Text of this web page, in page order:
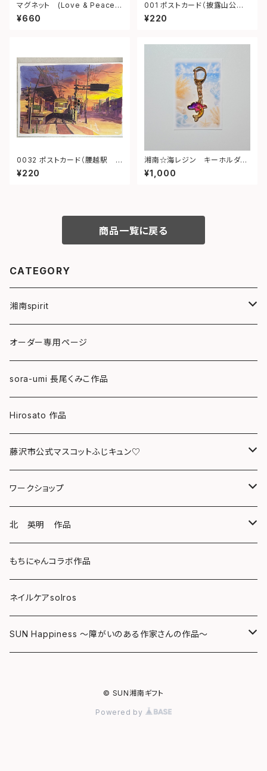
マグネット (Love & Peace f
rom shonan)
¥660
001 ポストカード（披露山公
園 夜景）
¥220
0032 ポストカード（腰越駅
夕景）
¥220
湘南☆海レジン キーホルダー
（イルカ・ゆめかわ）⑤
¥1,000
商品一覧に戻る
CATEGORY
湘南spirit
ポストカード
グリーティングカード
クリアファイル
マグカップ
スマホケース
キーホルダー
バッグ
Tシャツ
ミラー
オーダー専用ページ
sora-umi 長尾くみこ作品
Hirosato 作品
藤沢市公式マスコットふじキュン♡
クリアファイル
ボールペン
キーホルダー
マグネット
シール
ワークショップ
海レジンアートボード
レジンチャーム
サンキャッチャー
北 英明 作品
ポストカード
もちにゃんコラボ作品
ネイルケアsolros
SUN Happiness ～障がいのある作家さんの作品～
© SUN湘南ギフト
Powered by